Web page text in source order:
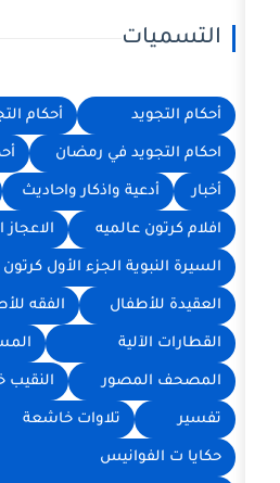
أحكام التجويد ايمن سويد
في رمضان أحكام التجويد للأطفال
واذكار واحاديث اسماء الله الحسنى
الاعجاز العلمي الجزرية
الجزء الأول كرتون وجرافيك الصلاة
الفقه للأطفال القراءات
المستثمر الصغير
النقيب خلفان تحفيظ
تلاوات خاشعة تلاوات رائعة